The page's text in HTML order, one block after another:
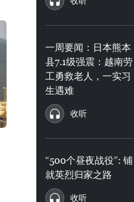
一周要闻：日本熊本
县7.1级强震：越南劳
工勇救老人，一实习
生遇难
收听
“500个昼夜战役”: 铺
就英烈归家之路
收听